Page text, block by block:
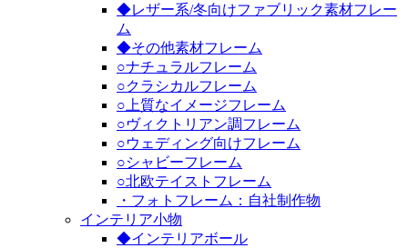
◆レザー系/冬向けファブリック素材フレー
ム
◆その他素材フレーム
○ナチュラルフレーム
○クラシカルフレーム
○上質なイメージフレーム
○ヴィクトリアン調フレーム
○ウェディング向けフレーム
○シャビーフレーム
○北欧テイストフレーム
・フォトフレーム：自社制作物
インテリア小物
◆インテリアボール